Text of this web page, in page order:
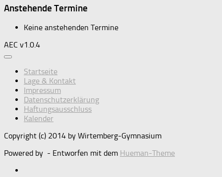
Anstehende Termine
Keine anstehenden Termine
AEC v1.0.4
Startseite
Lage & Kontakt
Impressum
Datenschutzerklärung
Haftungsausschluss
Kalender
Copyright (c) 2014 by Wirtemberg-Gymnasium
Powered by - Entworfen mit dem Hueman-Theme